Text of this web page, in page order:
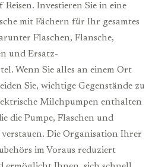
Reisen. Investieren Sie in eine
mit Fächern für Ihr gesamtes
Flaschen, Flansche,
und Ersatz-
Wenn Sie alles an einem Ort
Sie, wichtige Gegenstände zu
Milchpumpen enthalten
die Pumpe, Flaschen und
Die Organisation Ihrer
im Voraus reduziert